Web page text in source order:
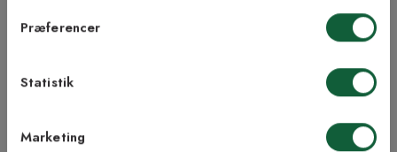
Præferencer
Statistik
Marketing
LIGNENDE PRODUKTER
modtage nyhedsbreve fra Kilands